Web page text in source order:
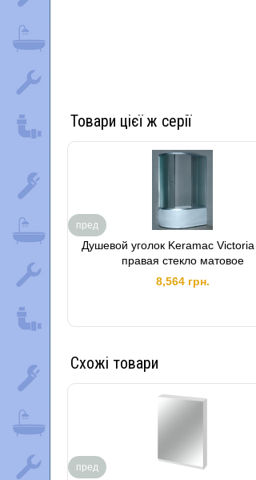
Товари цієї ж серії
Душевой уголок Keramac
правая стекло матовое
8,564 грн.
пред
Схожі товари
пред